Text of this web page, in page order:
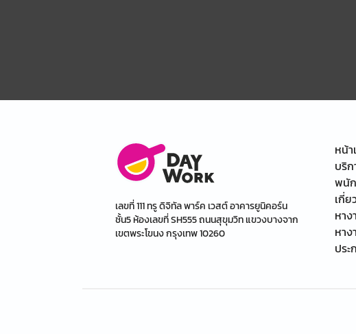
เลขที่ 111 ทรู ดิจิทัล พาร์ค เวสต์ อาคารยูนิคอร์น
ชั้น5 ห้องเลขที่ SH555 ถนนสุขุมวิท แขวงบางจาก
เขตพระโขนง กรุงเทพ 10260
หน้
บริ
พนั
เกี่ย
หาง
หา
ปร